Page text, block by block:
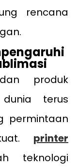
rencana
produk
terus
permintaan
printer
teknologi